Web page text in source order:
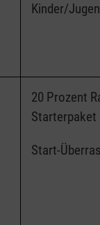
Kinder/
20 Prozent
Starterpaket
Start-